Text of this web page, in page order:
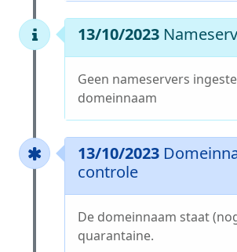
13/10/2023
Geen nameservers
domeinnaam
13/10/2023
controle
De domeinnaam staat
quarantaine.